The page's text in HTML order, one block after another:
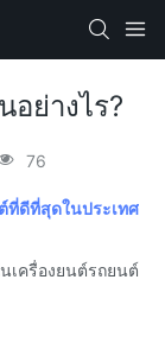
อย่างไร?
76
ที่ดีที่สุดในประเทศ
ครื่องยนต์รถยนต์